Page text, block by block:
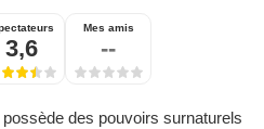
3,6
Mes amis
--
des pouvoirs surnaturels